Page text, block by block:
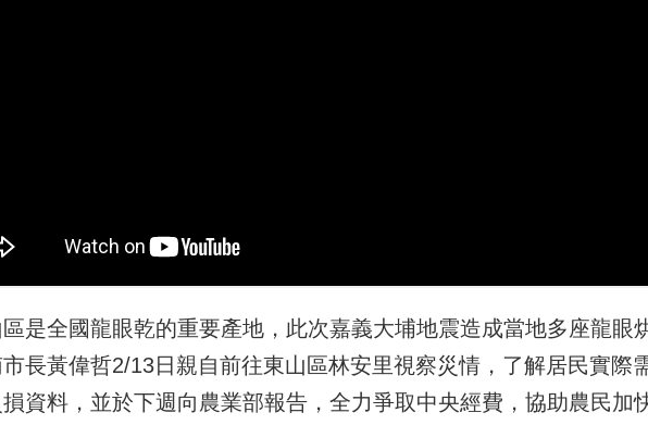
是全國龍眼乾的重要產地，此次嘉義大埔地震造成當地多座龍眼
長黃偉哲2/13日親自前往東山區林安里視察災情，了解居民實際
資料，並於下週向農業部報告，全力爭取中央經費，協助農民加